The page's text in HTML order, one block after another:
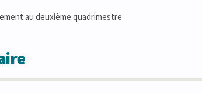
au deuxième quadrimestre